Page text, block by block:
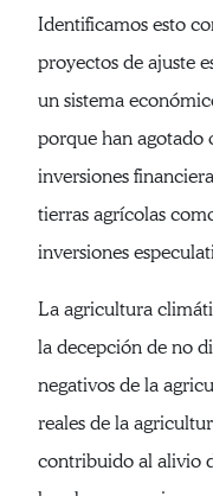
Identificamos esto
proyectos de ajuste
un sistema
porque han agotado
inversiones
tierras agrícolas
inversiones
La agricultura
la decepción de no
negativos de la
reales de la
contribuido al alivio